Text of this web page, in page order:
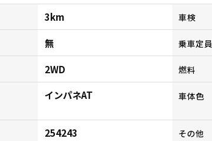
3km 車検
無 乗車定員
2WD 燃料
インパネAT 車体色
254243 その他